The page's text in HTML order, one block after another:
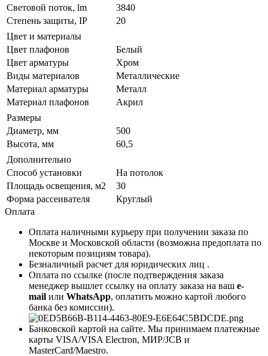
Световой поток, lm
3840
Степень защиты, IP
20
Цвет и материалы
Цвет плафонов
Белый
Цвет арматуры
Хром
Виды материалов
Металлические
Материал арматуры
Металл
Материал плафонов
Акрил
Размеры
Диаметр, мм
500
Высота, мм
60,5
Дополнительно
Способ установки
На потолок
Площадь освещения, м2
30
Форма рассеивателя
Круглый
Оплата
Оплата наличными курьеру при получении заказа по
Москве и Московской области (возможна предоплата по
некоторым позициям товара).
Безналичный расчет для юридических лиц .
Оплата по ссылке (после подтверждения заказа
менеджер вышлет ссылку на оплату заказа на ваш e-
mail или WhatsApp, оплатить можно картой любого
банка без комиссии).
Банковской картой на сайте. Мы принимаем платежные
карты VISA/VISA Electron, МИР/JCB и
MasterCard/Maestro.